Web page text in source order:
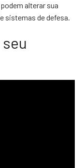
alterar sua
sistemas de defesa.